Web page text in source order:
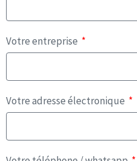
Votre entreprise
Votre adresse électronique